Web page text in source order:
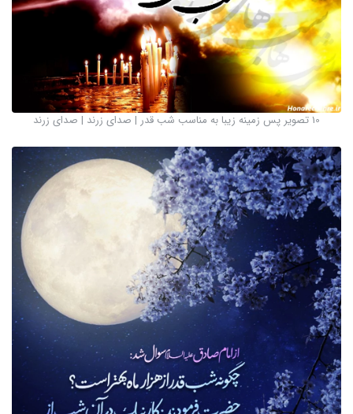
10 تصویر پس زمینه زیبا به مناسب شب قدر | صدای زرند | صدای زرند